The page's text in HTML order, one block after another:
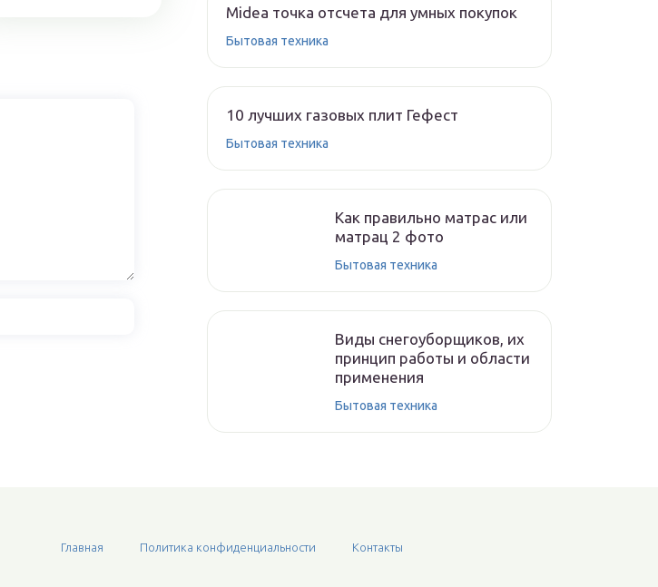
Midea точка отсчета для умных покупок
Бытовая техника
10 лучших газовых плит Гефест
Бытовая техника
Как правильно матрас или
матрац 2 фото
Бытовая техника
Виды снегоуборщиков, их
принцип работы и области
применения
Бытовая техника
Главная Политика конфиденциальности Контакты